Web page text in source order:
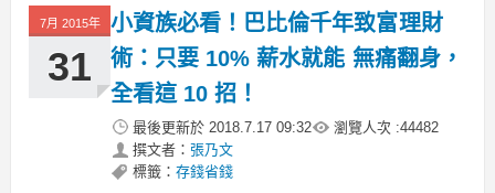
7月 2015年
31
小資族必看！巴比倫千年致富理財
術：只要 10% 薪水就能 無痛翻身，
全看這 10 招！
最後更新於 2018.7.17 09:32 瀏覽人次 :44482
撰文者： 張乃文
標籤： 存錢省錢